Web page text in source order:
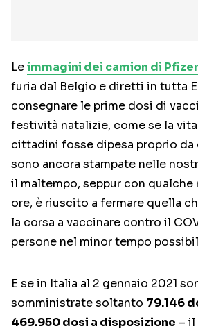
Leimmagini dei camion di Pfizer
furia dal Belgio e diretti in tutta
consegnare le prime dosi di
festività natalizie, come se la
cittadini fosse dipesa proprio da
sono ancora stampate nelle
il maltempo, seppur con
ore, è riuscito a fermare quella
la corsa a vaccinare contro il
persone nel minor tempo
E se in Italia al 2 gennaio 2021
somministrate soltanto 79.146
469.950 dosi a disposizione – il